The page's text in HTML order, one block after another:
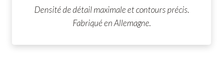
Densité de détail maximale et contours précis.
Fabriqué en Allemagne.